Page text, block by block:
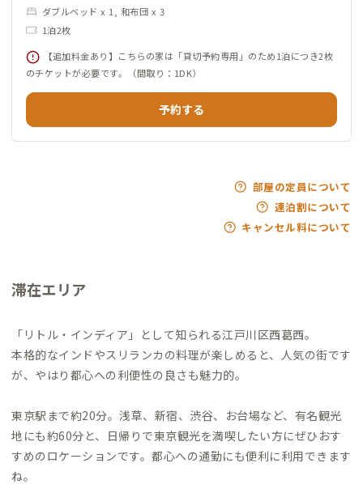
ダブルベッド x 1, 和布団 x 3
1泊2枚
【追加料金あり】こちらの家は「貸切予約専用」のため1泊につき2枚
のチケットが必要です。（間取り：1DK）
予約する
部屋の定員について
連泊割について
キャンセル料について
滞在エリア
「リトル・インディア」として知られる江戸川区西葛西。
本格的なインドやスリランカの料理が楽しめると、人気の街です
が、やはり都心への利便性の良さも魅力的。
東京駅まで約20分。浅草、新宿、渋谷、お台場など、有名観光
地にも約60分と、日帰りで東京観光を満喫したい方にぜひおす
すめのロケーションです。都心への通勤にも便利に利用できます
ね。